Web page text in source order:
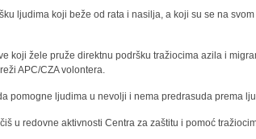
ljudima koji beže od rata i nasilja, a koji su se na
koji žele pruže direktnu podršku tražiocima azila i
APC/CZA volontera.
pomogne ljudima u nevolji i nema predrasuda prema
u redovne aktivnosti Centra za zaštitu i pomoć